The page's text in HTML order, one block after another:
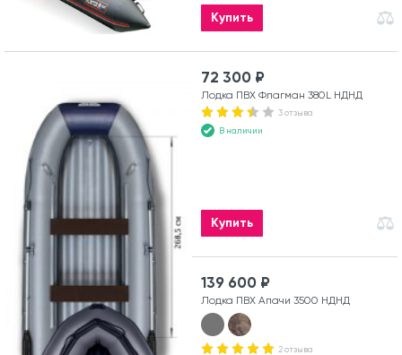
Купить
72 300 ₽
Лодка ПВХ Флагман 380L НДНД
3 отзыва
В наличии
Купить
139 600 ₽
Лодка ПВХ Апачи 3500 НДНД
2 отзыва